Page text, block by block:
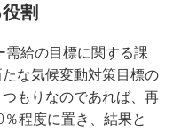
割
給の目標に関する課
な気候変動対策目標の
もりなのであれば、再
程度に置き、結果と